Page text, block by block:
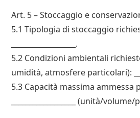
Art. 5 – Stoccaggio e
5.1 Tipologia di stoccaggio
__________________.
5.2 Condizioni ambientali
umidità, atmosfere particolari):
5.3 Capacità massima ammessa
__________________ (unità/volume/